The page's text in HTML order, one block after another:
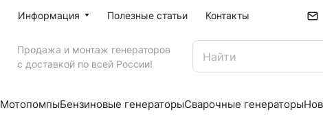
Информация Полезные статьи Контакты
Продажа и монтаж генераторов
с доставкой по всей России!
МотопомпыБензиновые генераторыСварочные генераторы